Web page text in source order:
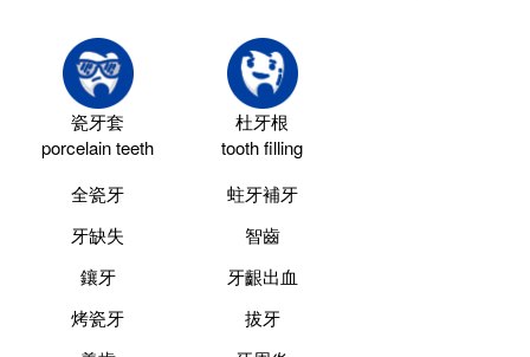
瓷牙套
porcelain teeth
全瓷牙
牙缺失
鑲牙
烤瓷牙
杜牙根
tooth filling
蛀牙補牙
智齒
牙齦出血
拔牙